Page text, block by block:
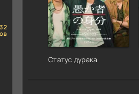
32
Статус дурака